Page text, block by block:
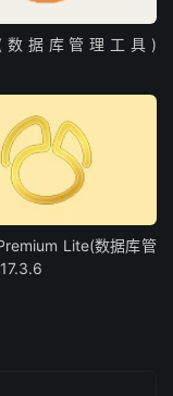
数据库管理工具)
Lite(数据库管